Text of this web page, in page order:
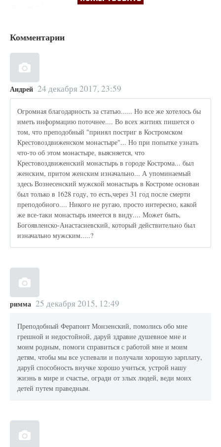
Комментарии
Андрей 24 декабря 2017, 23:59
Огромная благодарность за статью...... Но все же хотелось бы
иметь информацию поточнее.... Во всех житиях пишется о
том, что преподобный "принял постриг в Костромском
Крестовоздвиженском монастыре"... Но при попытке узнать
что-то об этом монастыре, выясняется, что
Крестовоздвиженский монастырь в городе Кострома... был
женским, притом женским изначально... А упоминаемый
здесь Вознесенский мужской монастырь в Костроме основан
был только в 1628 году, то есть,через 31 год после смерти
преподобного.... Никого не ругаю, просто интересно, какой
же все-таки монастырь имеется в виду.... Может быть,
Богоявленско-Анастасиевский, который действительно был
изначально мужским.....?
римма 25 декабря 2015, 12:49
Преподобный Ферапонт Монзенский, помолись обо мне
грешной и недостойной, даруй здравие душевное мне и
моим родным, помоги справиться с работой мне и моим
детям, чтобы мы все успевали и получали хорошую зарплату,
даруй способность внучке хорошо учиться, устрой нашу
жизнь в мире и счастье, огради от злых людей, веди моих
детей путем праведным.